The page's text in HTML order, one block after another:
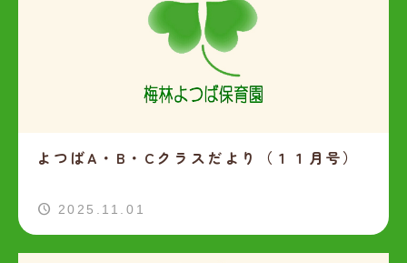
よつばA・B・Cクラスだより（１１月号）
2025.11.01